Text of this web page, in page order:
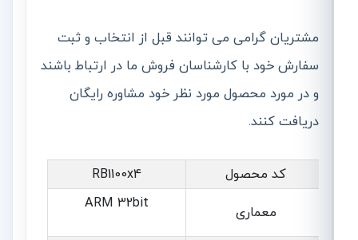
مشتریان گرامی می توانند قبل از انتخاب و ثبت
سفارش خود با کارشناسان فروش ما در ارتباط باشند
و در مورد محصول مورد نظر خود مشاوره رایگان
دریافت کنند.
کد محصول RB1100x4
معماری
ARM 32bit